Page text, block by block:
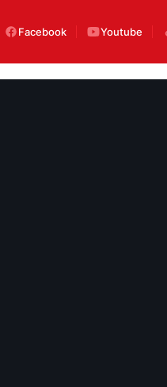
Facebook Youtube